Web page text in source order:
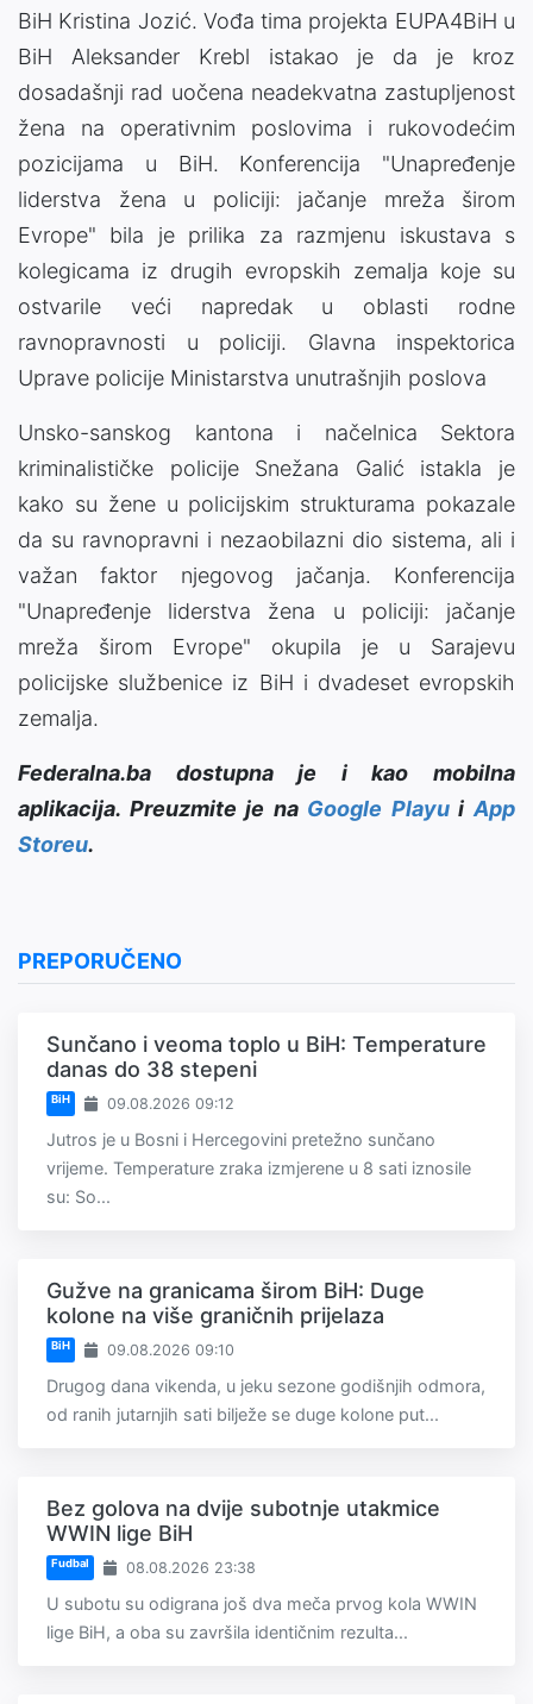
BiH Kristina Jozić. Vođa tima projekta EUPA4BiH u
BiH Aleksander Krebl istakao je da je kroz
dosadašnji rad uočena neadekvatna zastupljenost
žena na operativnim poslovima i rukovodećim
pozicijama u BiH. Konferencija "Unapređenje
liderstva žena u policiji: jačanje mreža širom
Evrope" bila je prilika za razmjenu iskustava s
kolegicama iz drugih evropskih zemalja koje su
ostvarile veći napredak u oblasti rodne
ravnopravnosti u policiji. Glavna inspektorica
Uprave policije Ministarstva unutrašnjih poslova
Unsko-sanskog kantona i načelnica Sektora
kriminalističke policije Snežana Galić istakla je
kako su žene u policijskim strukturama pokazale
da su ravnopravni i nezaobilazni dio sistema, ali i
važan faktor njegovog jačanja. Konferencija
"Unapređenje liderstva žena u policiji: jačanje
mreža širom Evrope" okupila je u Sarajevu
policijske službenice iz BiH i dvadeset evropskih
zemalja.
Federalna.ba dostupna je i kao mobilna
aplikacija. Preuzmite je na Google PlayuiApp
Storeu.
PREPORUČENO
Sunčano i veoma toplo u BiH: Temperature
danas do 38 stepeni
BiH 09.08.2026 09:12
Jutros je u Bosni i Hercegovini pretežno sunčano
vrijeme. Temperature zraka izmjerene u 8 sati iznosile
su: So...
Gužve na granicama širom BiH: Duge
kolone na više graničnih prijelaza
BiH 09.08.2026 09:10
Drugog dana vikenda, u jeku sezone godišnjih odmora,
od ranih jutarnjih sati bilježe se duge kolone put...
Bez golova na dvije subotnje utakmice
WWIN lige BiH
Fudbal 08.08.2026 23:38
U subotu su odigrana još dva meča prvog kola WWIN
lige BiH, a oba su završila identičnim rezulta...